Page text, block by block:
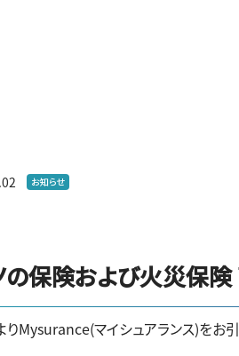
お知らせ
の保険および火災保
りMysurance(マイシュアランス)をお